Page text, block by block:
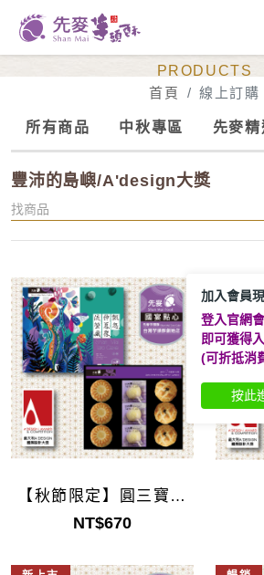
PRODUCTS
首頁
線上訂購
所有商品 中秋專區 先麥
豐沛的島嶼/A'design大獎
【秋節限定】圓三寶禮
盒
NT$670
新上市
加入會員
登入官網
即可獲得
(可折抵消
按此